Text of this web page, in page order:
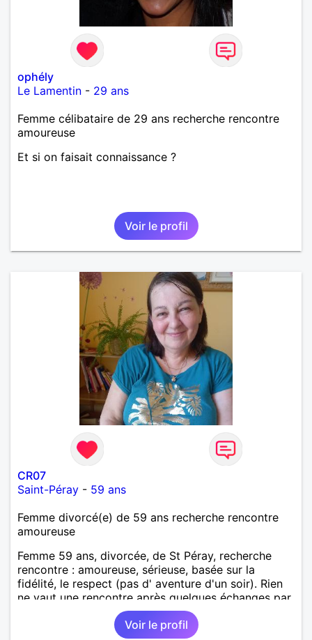
ophély
Le Lamentin - 29 ans
Femme célibataire de 29 ans recherche rencontre
amoureuse
Et si on faisait connaissance ?
Voir le profil
CR07
Saint-Péray - 59 ans
Femme divorcé(e) de 59 ans recherche rencontre
amoureuse
Femme 59 ans, divorcée, de St Péray, recherche
rencontre : amoureuse, sérieuse, basée sur la
fidélité, le respect (pas d' aventure d'un soir). Rien
ne vaut une rencontre après quelques échanges par
messages pour savoir si il y a un feeling entre les
deux et le désir de se revoir. Au plaisir de se
Voir le profil